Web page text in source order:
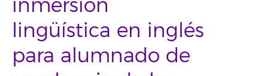
inmersión
lingüística en inglés
para alumnado de